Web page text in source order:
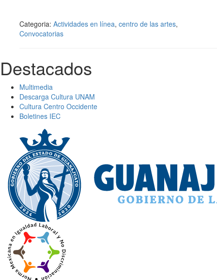
Categoria: Actividades en línea, centro de las artes,
Convocatorias
Destacados
Multimedia
Descarga Cultura UNAM
Cultura Centro Occidente
Boletines IEC